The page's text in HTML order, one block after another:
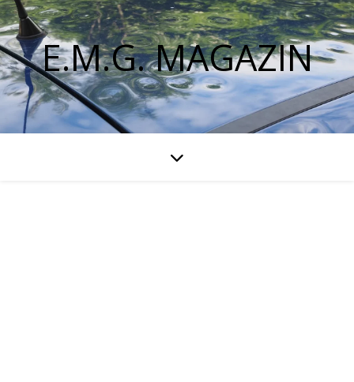
E.M.G. MAGAZIN